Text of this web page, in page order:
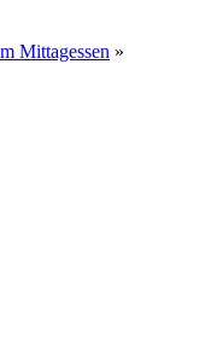
Mittagessen »